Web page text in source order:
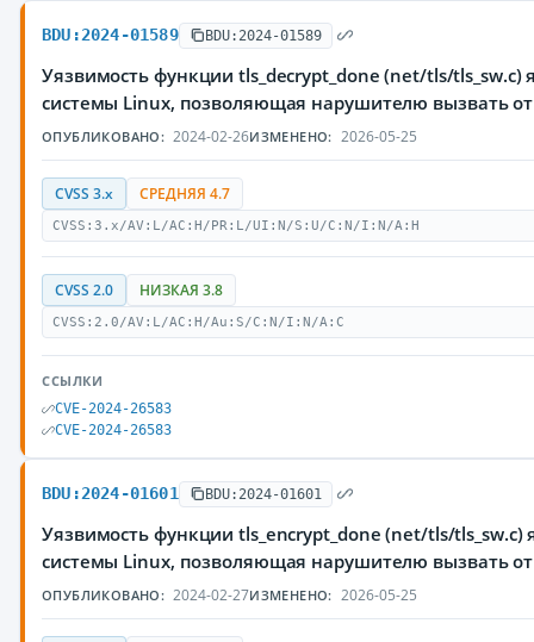
BDU:2024-01589 BDU:2024-01589
Уязвимость функции tls_decrypt_done (net/tls/tls_sw.c)
системы Linux, позволяющая нарушителю вызвать
ОПУБЛИКОВАНО: 2024-02-26ИЗМЕНЕНО: 2026-05-25
CVSS 3.x СРЕДНЯЯ 4.7
CVSS:3.x/AV:L/AC:H/PR:L/UI:N/S:U/C:N/I:N/A:H
CVSS 2.0 НИЗКАЯ 3.8
CVSS:2.0/AV:L/AC:H/Au:S/C:N/I:N/A:C
ССЫЛКИ
CVE-2024-26583
CVE-2024-26583
BDU:2024-01601 BDU:2024-01601
Уязвимость функции tls_encrypt_done (net/tls/
системы Linux, позволяющая нарушителю вызвать
ОПУБЛИКОВАНО: 2024-02-27ИЗМЕНЕНО: 2026-05-25